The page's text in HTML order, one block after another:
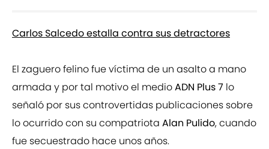
Carlos Salcedo estalla contra sus detractores
El zaguero felino fue víctima de un asalto a mano
armada y por tal motivo el medioADN Plus 7 lo
señaló por sus controvertidas publicaciones sobre
lo ocurrido con su compatriota Alan Pulido, cuando
fue secuestrado hace unos años.